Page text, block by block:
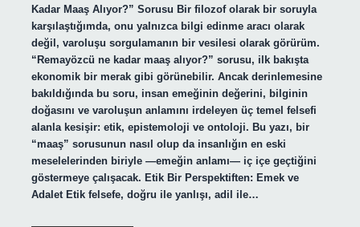
Kadar Maaş Alıyor?” Sorusu Bir filozof olarak bir soruyla
karşılaştığımda, onu yalnızca bilgi edinme aracı olarak
değil, varoluşu sorgulamanın bir vesilesi olarak görürüm.
“Remayözcü ne kadar maaş alıyor?” sorusu, ilk bakışta
ekonomik bir merak gibi görünebilir. Ancak derinlemesine
bakıldığında bu soru, insan emeğinin değerini, bilginin
doğasını ve varoluşun anlamını irdeleyen üç temel felsefi
alanla kesişir: etik, epistemoloji ve ontoloji. Bu yazı, bir
“maaş” sorusunun nasıl olup da insanlığın en eski
meselelerinden biriyle —emeğin anlamı— iç içe geçtiğini
göstermeye çalışacak. Etik Bir Perspektiften: Emek ve
Adalet Etik felsefe, doğru ile yanlışı, adil ile…